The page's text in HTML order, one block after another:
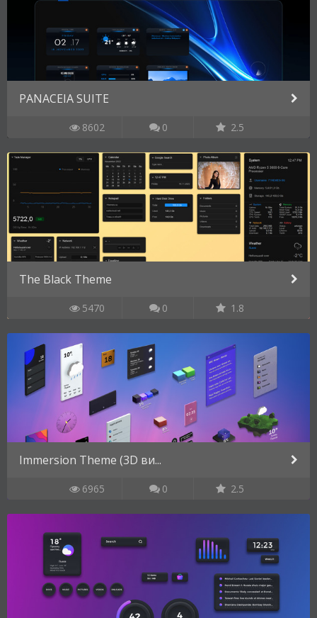
PANACEIA SUITE
8602 0 2.5
The Black Theme
5470 0 1.8
Immersion Theme (3D ви...
6965 0 2.5